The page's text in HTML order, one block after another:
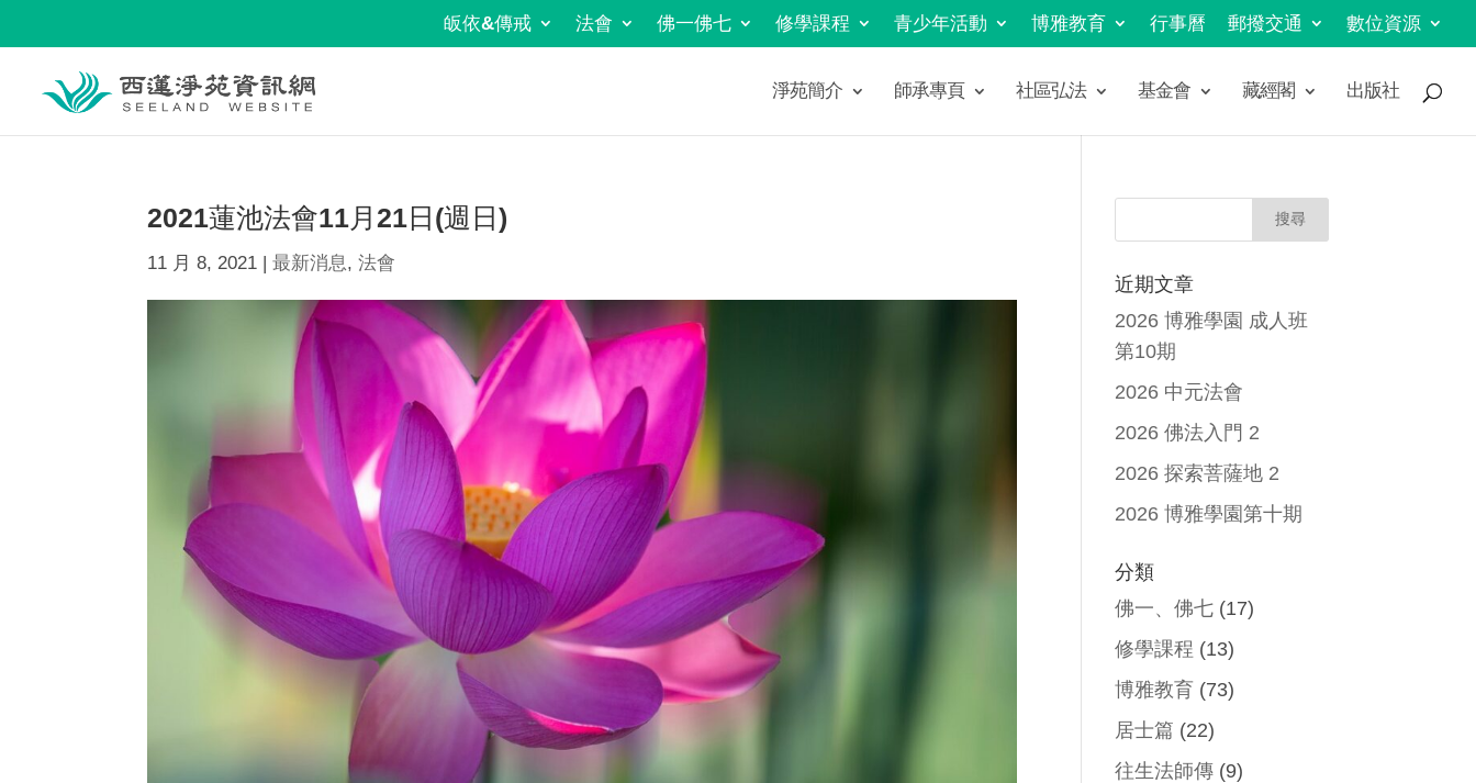
皈依&傳戒 法會 佛一佛七 修學課程 青少年活動 博雅教育 行事曆 郵撥交通 數位資源
淨苑簡介 師承專頁 社區弘法 基金會 藏經閣 出版社
2021蓮池法會11月21日(週日)
11 月 8, 2021 |最新消息,法會
近期文章
2026 博雅學園 成人班
第10期
2026 中元法會
2026 佛法入門 2
2026 探索菩薩地 2
2026 博雅學園第十期
分類
佛一、佛七 (17)
修學課程 (13)
博雅教育 (73)
居士篇 (22)
往生法師傳 (9)